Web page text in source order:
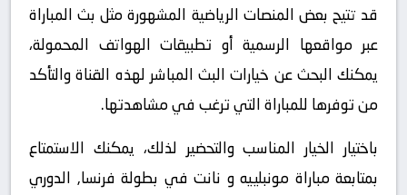
قد تتيح بعض المنصات الرياضية المشهورة مثل بث المباراة
عبر مواقعها الرسمية أو تطبيقات الهواتف المحمولة،
يمكنك البحث عن خيارات البث المباشر لهذه القناة والتأكد
من توفرها للمباراة التي ترغب في مشاهدتها.
باختيار الخيار المناسب والتحضير لذلك، يمكنك الاستمتاع
بمتابعة مباراة مونبلييه و نانت في بطولة فرنسا, الدوري